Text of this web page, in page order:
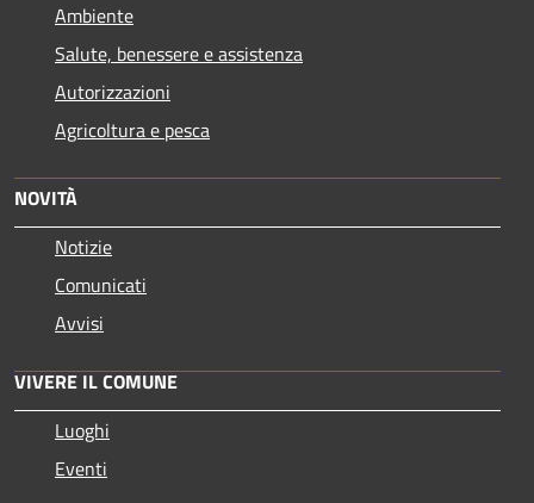
Ambiente
Salute, benessere e assistenza
Autorizzazioni
Agricoltura e pesca
NOVITÀ
Notizie
Comunicati
Avvisi
VIVERE IL COMUNE
Luoghi
Eventi